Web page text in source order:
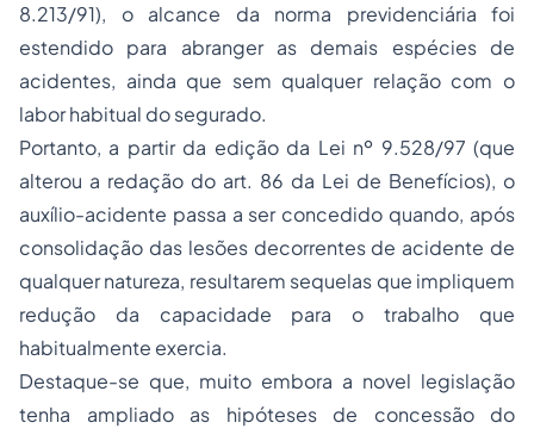
8.213/91), o alcance da norma previdenciária foi
estendido para abranger as demais espécies de
acidentes, ainda que sem qualquer relação com o
labor habitual do segurado.
Portanto, a partir da edição da Lei nº 9.528/97 (que
alterou a redação do art. 86 da Lei de Benefícios), o
auxílio-acidente passa a ser concedido quando, após
consolidação das lesões decorrentes de acidente de
qualquer natureza, resultarem sequelas que impliquem
redução da capacidade para o trabalho que
habitualmente exercia.
Destaque-se que, muito embora a novel legislação
tenha ampliado as hipóteses de concessão do